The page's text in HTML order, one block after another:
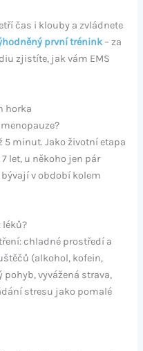
čas i klouby a zvládnete
první trénink– za
zjistíte, jak vám EMS
horka
5 minut. Jako životní etapa
let, u někoho jen pár
v období kolem
léků?
chladné prostředí a
(alkohol, kofein,
vyvážená strava,
stresu jako pomalé